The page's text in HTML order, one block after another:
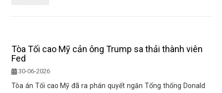
Tòa Tối cao Mỹ cản ông Trump sa thải thành viên
Fed
30-06-2026
Tòa án Tối cao Mỹ đã ra phán quyết ngăn Tổng thống Donald